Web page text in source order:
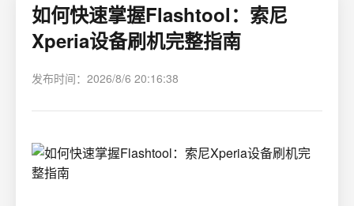
如何快速掌握Flashtool：索尼
Xperia设备刷机完整指南
发布时间：2026/8/6 20:16:38